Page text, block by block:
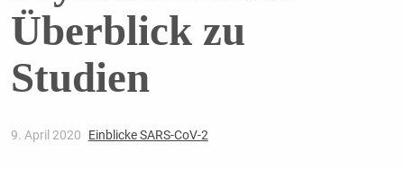
Überblick zu
Studien
9. April 2020 Einblicke SARS-CoV-2